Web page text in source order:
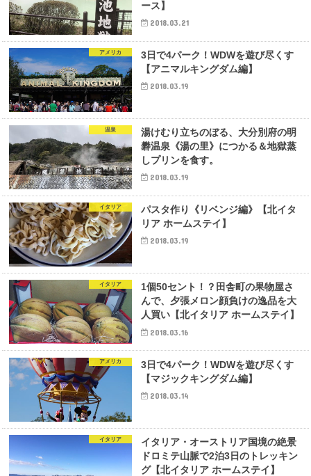
ース】
2018.03.21
アメリカ
3日で4パーク！WDWを遊び尽くす
【アニマルキングダム編】
2018.03.19
温泉
湯けむり立ちのぼる、大分別府の明
礬温泉《湯の里》につかる＆地獄蒸
しプリンを食す。
2018.03.19
イタリア
パスタ作り《リベンジ編》【北イタ
リア ホームステイ】
2018.03.19
イタリア
1個50セント！？田舎町の果物屋さ
んで、夕張メロン顔負けの逸品を大
人買い【北イタリア ホームステイ】
2018.03.16
アメリカ
3日で4パーク！WDWを遊び尽くす
【マジックキングダム編】
2018.03.14
イタリア
イタリア・オーストリア国境の絶景
ドロミテ山脈で2泊3日のトレッキン
グ【北イタリア ホームステイ】